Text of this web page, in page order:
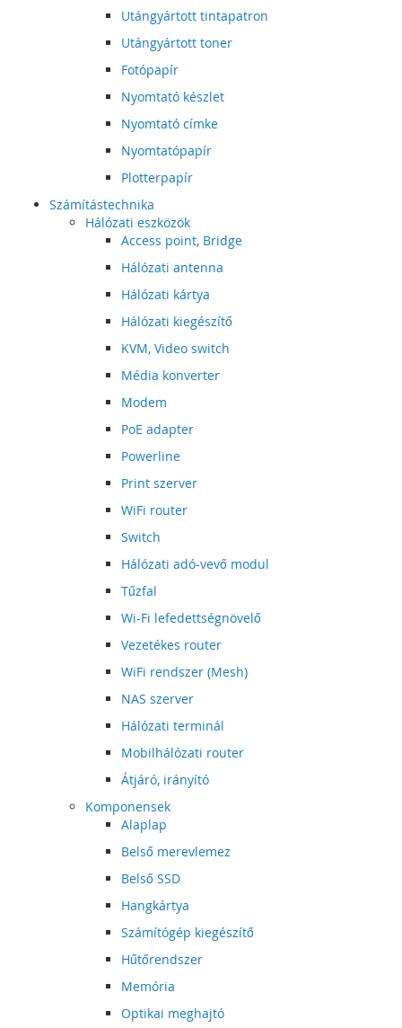
Utángyártott tintapatron
Utángyártott toner
Fotópapír
Nyomtató készlet
Nyomtató címke
Nyomtatópapír
Plotterpapír
Számítástechnika
Hálózati eszközök
Access point, Bridge
Hálózati antenna
Hálózati kártya
Hálózati kiegészítő
KVM, Video switch
Média konverter
Modem
PoE adapter
Powerline
Print szerver
WiFi router
Switch
Hálózati adó-vevő modul
Tűzfal
Wi-Fi lefedettségnövelő
Vezetékes router
WiFi rendszer (Mesh)
NAS szerver
Hálózati terminál
Mobilhálózati router
Átjáró, irányító
Komponensek
Alaplap
Belső merevlemez
Belső SSD
Hangkártya
Számítógép kiegészítő
Hűtőrendszer
Memória
Optikai meghajtó